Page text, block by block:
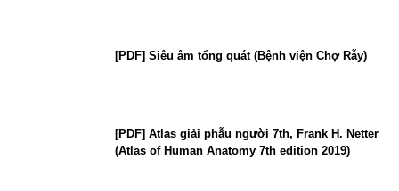
[PDF] Siêu âm tổng quát (Bệnh viện Chợ Rẫy)
[PDF] Atlas giải phẫu người 7th, Frank H. Netter
(Atlas of Human Anatomy 7th edition 2019)